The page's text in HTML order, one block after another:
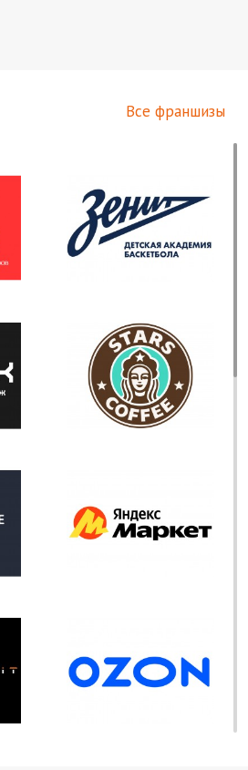
Все франшизы